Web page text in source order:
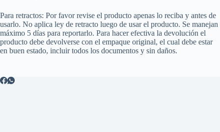
Para retractos: Por favor revise el producto apenas lo reciba y antes de
usarlo. No aplica ley de retracto luego de usar el producto. Se manejan
máximo 5 días para reportarlo. Para hacer efectiva la devolución el
producto debe devolverse con el empaque original, el cual debe estar
en buen estado, incluir todos los documentos y sin daños.